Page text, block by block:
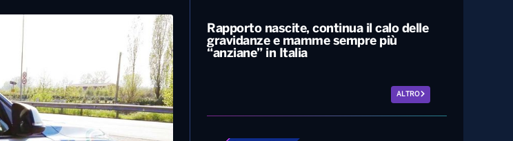
Rapporto nascite, continua il calo delle
gravidanze e mamme sempre più
“anziane” in Italia
ALTRO